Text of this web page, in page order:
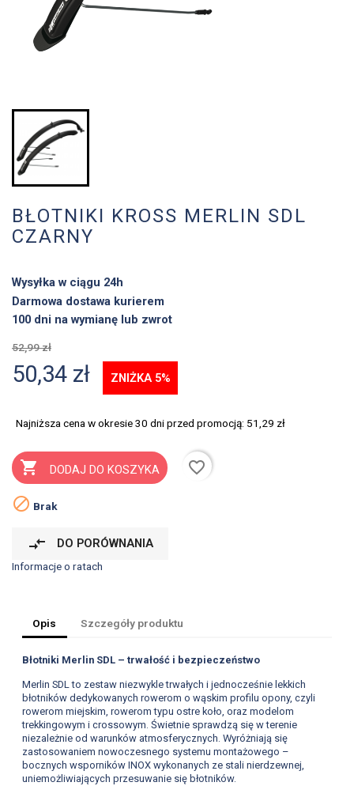
BŁOTNIKI KROSS MERLIN SDL
CZARNY
Wysyłka w ciągu 24h
Darmowa dostawa kurierem
100 dni na wymianę lub zwrot
52,99 zł
50,34 zł ZNIŻKA 5%
Najniższa cena w okresie 30 dni przed promocją: 51,29 zł
 DODAJ DO KOSZYKA
favorite_border
 Brak
compare_arrows DO PORÓWNANIA
Informacje o ratach
Opis Szczegóły produktu
Błotniki Merlin SDL – trwałość i bezpieczeństwo
Merlin SDL to zestaw niezwykle trwałych i jednocześnie lekkich
błotników dedykowanych rowerom o wąskim profilu opony, czyli
rowerom miejskim, rowerom typu ostre koło, oraz modelom
trekkingowym i crossowym. Świetnie sprawdzą się w terenie
niezależnie od warunków atmosferycznych. Wyróżniają się
zastosowaniem nowoczesnego systemu montażowego –
bocznych wsporników INOX wykonanych ze stali nierdzewnej,
uniemożliwiających przesuwanie się błotników.